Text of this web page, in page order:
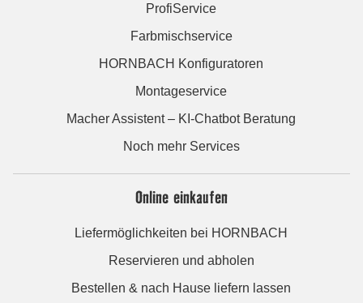
ProfiService
Farbmischservice
HORNBACH Konfiguratoren
Montageservice
Macher Assistent – KI-Chatbot Beratung
Noch mehr Services
Online einkaufen
Liefermöglichkeiten bei HORNBACH
Reservieren und abholen
Bestellen & nach Hause liefern lassen